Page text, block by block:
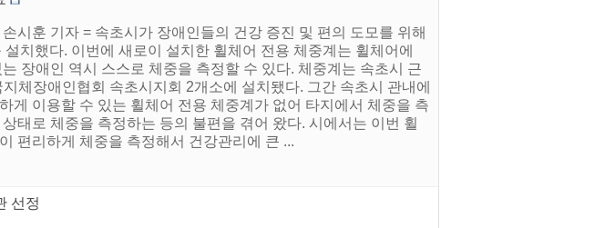
시훈 기자 = 속초시가 장애인들의 건강 증진 및 편의 도모를 위해
치했다. 이번에 새로이 설치한 휠체어 전용 체중계는 휠체어에
장애인 역시 스스로 체중을 측정할 수 있다. 체중계는 속초시 근
체장애인협회 속초시지회 2개소에 설치됐다. 그간 속초시 관내에
게 이용할 수 있는 휠체어 전용 체중계가 없어 타지에서 체중을 측
태로 체중을 측정하는 등의 불편을 겪어 왔다. 시에서는 이번 휠
편리하게 체중을 측정해서 건강관리에 큰 ...
선정